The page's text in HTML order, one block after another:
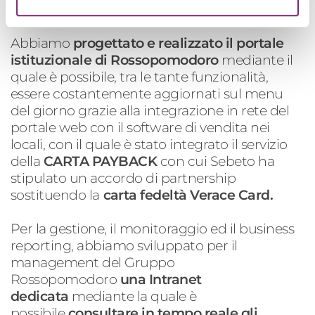
Abbiamo progettato e realizzato il portale
istituzionale di Rossopomodoro mediante il
quale è possibile, tra le tante funzionalità,
essere costantemente aggiornati sul menu
del giorno grazie alla integrazione in rete del
portale web con il software di vendita nei
locali, con il quale è stato integrato il servizio
della CARTA PAYBACKcon cui Sebeto ha
stipulato un accordo di partnership
sostituendo la carta fedeltà Verace Card.
Per la gestione, il monitoraggio ed il business
reporting, abbiamo sviluppato per il
management del Gruppo
Rossopomodoro una Intranet
dedicata mediante la quale è